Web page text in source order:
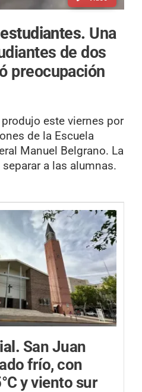
Una
de dos
preocupación
este viernes por
de la Escuela
Manuel Belgrano. La
a las alumnas.
San Juan
frío, con
y viento sur